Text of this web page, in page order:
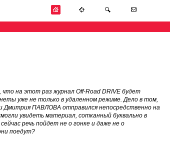
на этот раз журнал Off-Road DRIVE будет
уже не только в удаленном режиме. Дело в том,
ПАВЛОВА отправился непосредственно на
увидеть материал, сотканный буквально в
речь пойдет не о гонке и даже не о
поедут?